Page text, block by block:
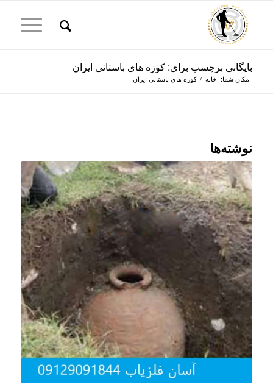
بایگانی برچسب برای: کوزه های باستانی ایران
مکان شما: خانه / کوزه های باستانی ایران
نوشته‌ها